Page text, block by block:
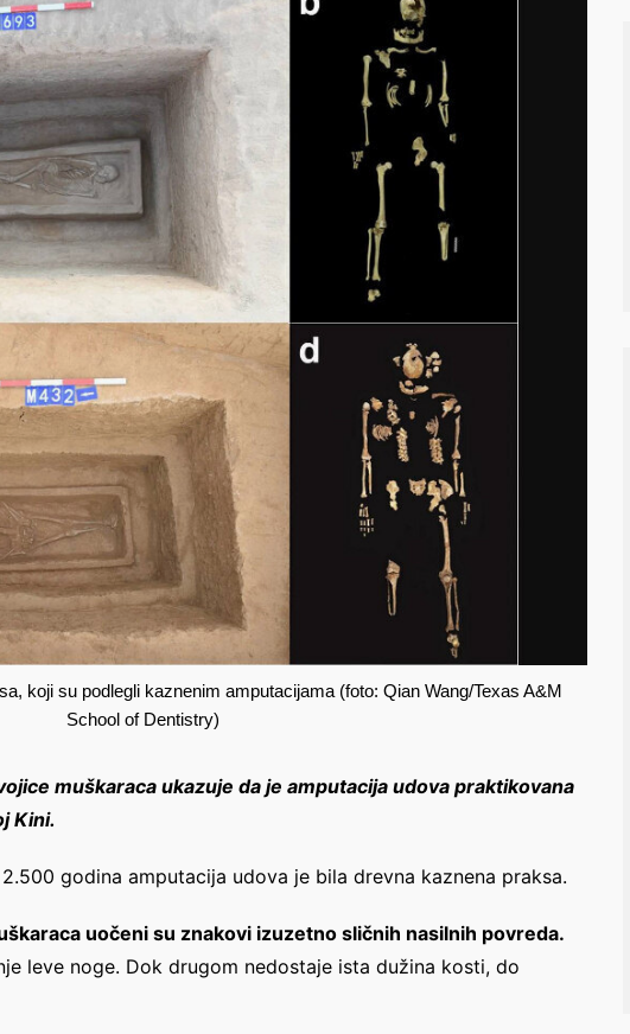
koji su podlegli kaznenim amputacijama (foto: Qian Wang/Texas A&M
School of Dentistry)
muškaraca ukazuje da je amputacija udova praktikovana
Kini.
godina amputacija udova je bila drevna kaznena praksa.
uočeni su znakovi izuzetno sličnih nasilnih povreda.
leve noge. Dok drugom nedostaje ista dužina kosti, do